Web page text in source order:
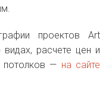
проектов Art
расчете цен и
потолков — на сайте